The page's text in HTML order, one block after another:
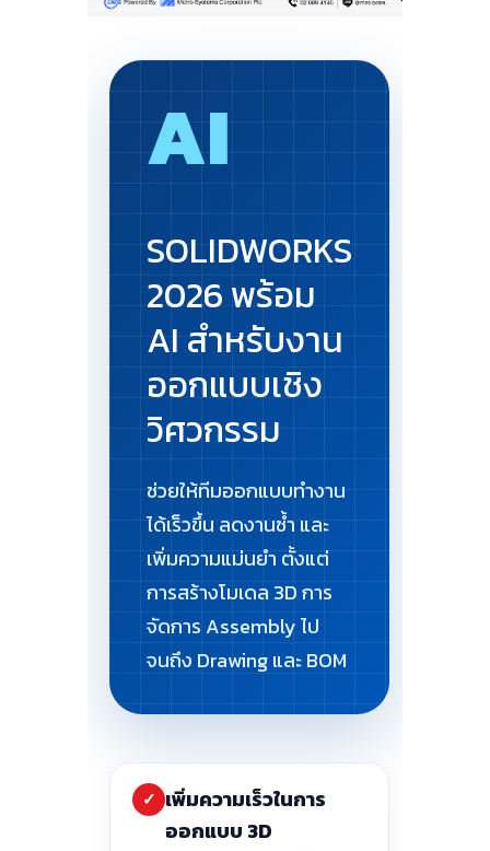
AI
SOLIDWORKS
2026 พร้อม
AI สำหรับงาน
ออกแบบเชิง
วิศวกรรม
ช่วยให้ทีมออกแบบทำงาน
ได้เร็วขึ้น ลดงานซ้ำ และ
เพิ่มความแม่นยำ ตั้งแต่
การสร้างโมเดล 3D การ
จัดการ Assembly ไป
จนถึง Drawing และ BOM
✓ เพิ่มความเร็วในการ
ออกแบบ 3D